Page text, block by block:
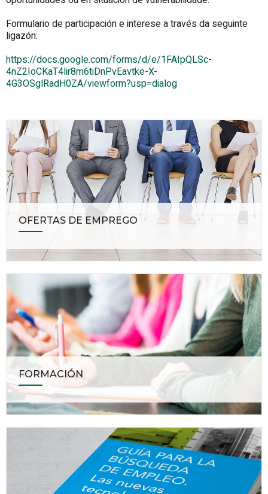
Formulario de participación e interese a través da seguinte
ligazón:
https://docs.google.com/forms/d/e/1FAIpQLSc-
4nZ2IoCKaT4lir8m6tiDnPvEavtke-X-
4G3OSglRadH0ZA/viewform?usp=dialog
OFERTAS DE EMPREGO
FORMACIÓN